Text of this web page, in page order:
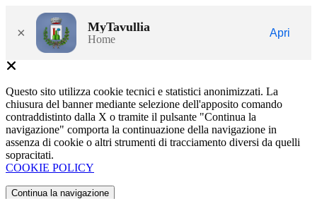
× MyTavullia
Home
Apri
Questo sito utilizza cookie tecnici e statistici anonimizzati. La
chiusura del banner mediante selezione dell'apposito comando
contraddistinto dalla X o tramite il pulsante "Continua la
navigazione" comporta la continuazione della navigazione in
assenza di cookie o altri strumenti di tracciamento diversi da quelli
sopracitati.
COOKIE POLICY
Continua la navigazione